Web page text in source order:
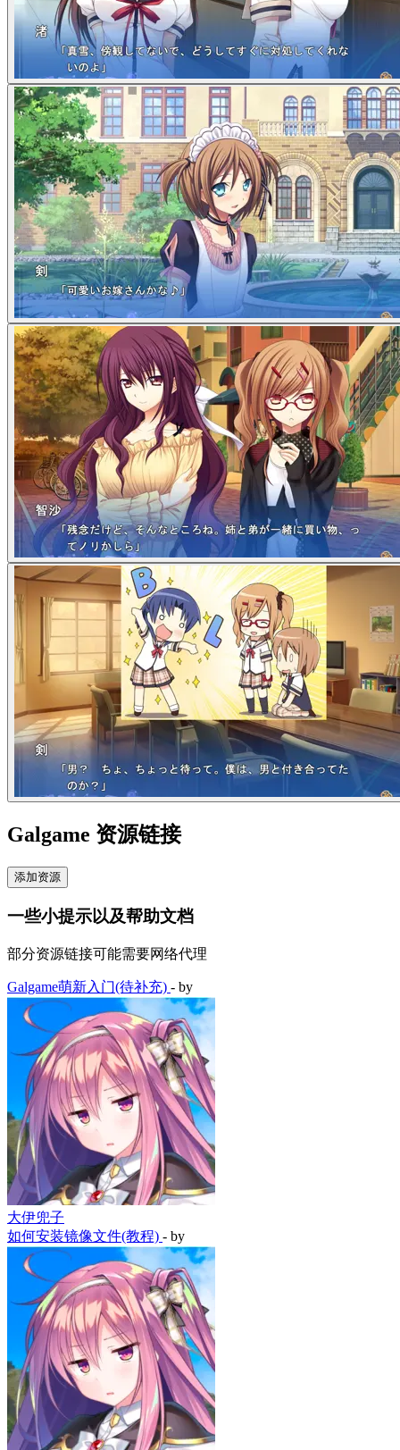
Galgame 资源链接
添加资源
一些小提示以及帮助文档
部分资源链接可能需要网络代理
Galgame萌新入门(待补充) - by
大伊兜子
如何安装镜像文件(教程) - by